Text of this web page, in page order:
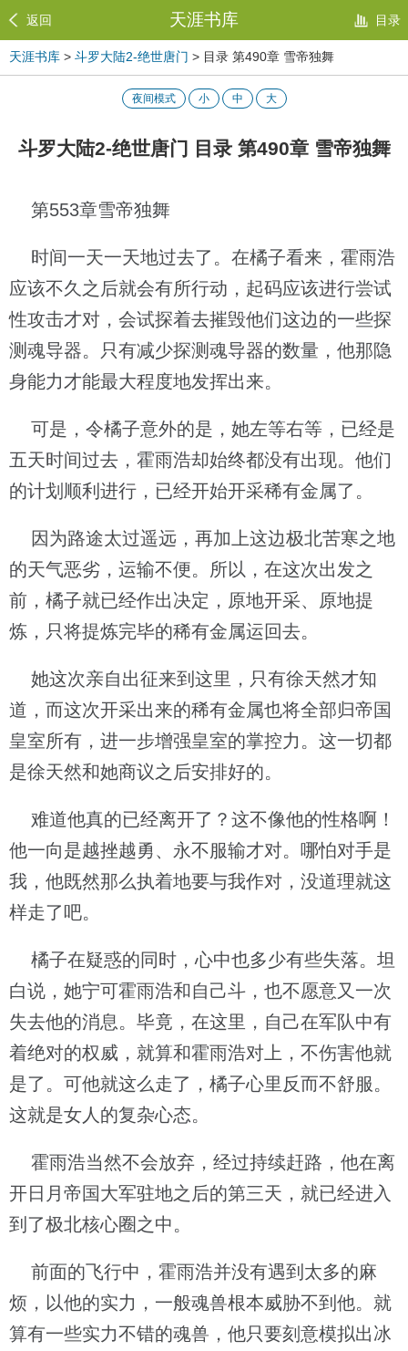
返回 天涯书库 目录
天涯书库 > 斗罗大陆2-绝世唐门 > 目录 第490章 雪帝独舞
夜间模式 小 中 大
斗罗大陆2-绝世唐门 目录 第490章 雪帝独舞
第553章雪帝独舞
时间一天一天地过去了。在橘子看来，霍雨浩
应该不久之后就会有所行动，起码应该进行尝试
性攻击才对，会试探着去摧毁他们这边的一些探
测魂导器。只有减少探测魂导器的数量，他那隐
身能力才能最大程度地发挥出来。
可是，令橘子意外的是，她左等右等，已经是
五天时间过去，霍雨浩却始终都没有出现。他们
的计划顺利进行，已经开始开采稀有金属了。
因为路途太过遥远，再加上这边极北苦寒之地
的天气恶劣，运输不便。所以，在这次出发之
前，橘子就已经作出决定，原地开采、原地提
炼，只将提炼完毕的稀有金属运回去。
她这次亲自出征来到这里，只有徐天然才知
道，而这次开采出来的稀有金属也将全部归帝国
皇室所有，进一步增强皇室的掌控力。这一切都
是徐天然和她商议之后安排好的。
难道他真的已经离开了？这不像他的性格啊！
他一向是越挫越勇、永不服输才对。哪怕对手是
我，他既然那么执着地要与我作对，没道理就这
样走了吧。
橘子在疑惑的同时，心中也多少有些失落。坦
白说，她宁可霍雨浩和自己斗，也不愿意又一次
失去他的消息。毕竟，在这里，自己在军队中有
着绝对的权威，就算和霍雨浩对上，不伤害他就
是了。可他就这么走了，橘子心里反而不舒服。
这就是女人的复杂心态。
霍雨浩当然不会放弃，经过持续赶路，他在离
开日月帝国大军驻地之后的第三天，就已经进入
到了极北核心圈之中。
前面的飞行中，霍雨浩并没有遇到太多的麻
烦，以他的实力，一般魂兽根本威胁不到他。就
算有一些实力不错的魂兽，他只要刻意模拟出冰